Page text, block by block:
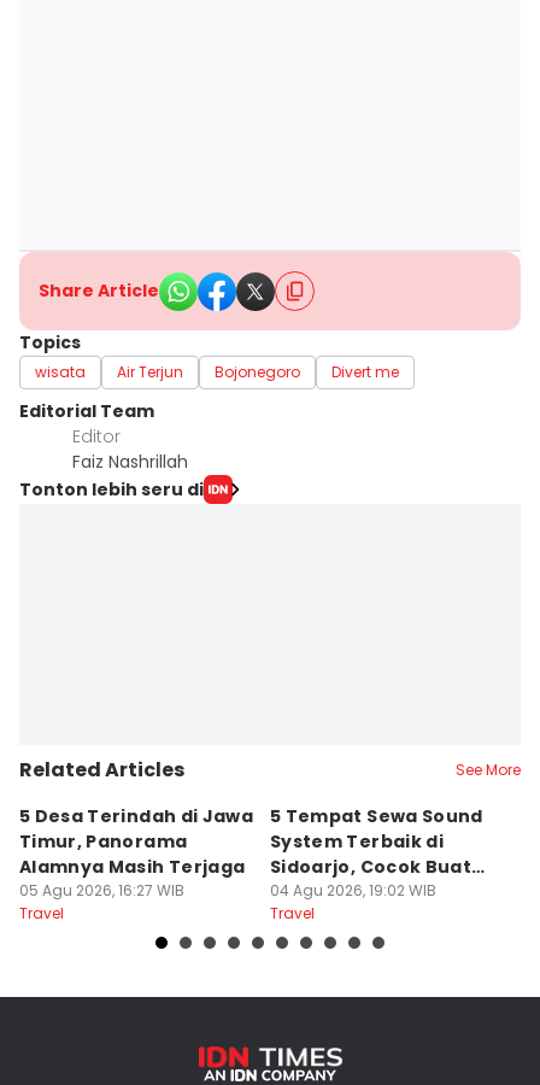
Share Article
Topics
wisata Air Terjun Bojonegoro Divert me
Editorial Team
Editor
Faiz Nashrillah
Tonton lebih seru di
Related Articles See More
5 Desa Terindah di Jawa
Timur, Panorama
Alamnya Masih Terjaga
05 Agu 2026, 16:27 WIB
Travel
5 Tempat Sewa Sound
System Terbaik di
Sidoarjo, Cocok Buat
Agustusan
04 Agu 2026, 19:02 WIB
Travel